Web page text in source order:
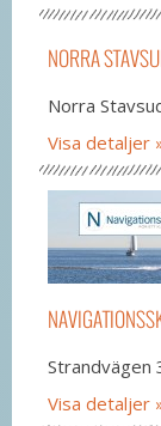
NORRA
Norra
Visa detaljer
Strandvägen
Visa detaljer